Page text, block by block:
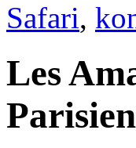
Safari,
Les